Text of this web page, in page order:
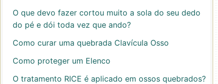
O que devo fazer cortou muito a sola do seu dedo
do pé e dói toda vez que ando?
Como curar uma quebrada Clavícula Osso
Como proteger um Elenco
O tratamento RICE é aplicado em ossos quebrados?